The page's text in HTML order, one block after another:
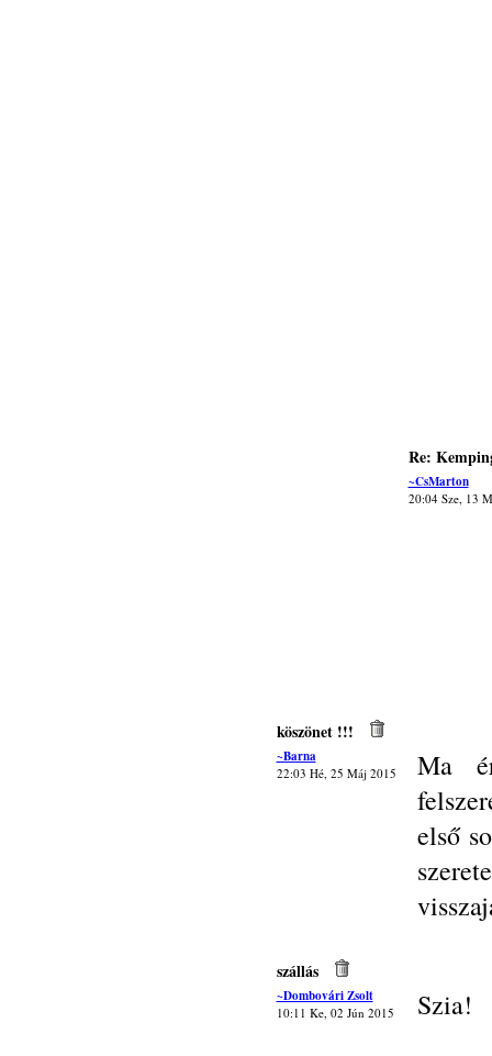
Re:
~CsMarton
20:04 Sze, 13
köszönet !!!
~Barna
22:03 Hé, 25 Máj 2015
Ma
első
szállás
~Dombovári Zsolt
10:11 Ke, 02 Jún 2015
Szia!